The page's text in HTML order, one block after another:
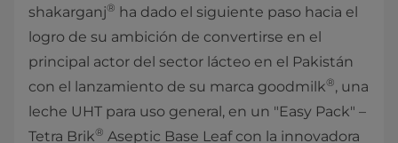
shakarganj® ha dado el siguiente paso hacia el
logro de su ambición de convertirse en el
principal actor del sector lácteo en el Pakistán
con el lanzamiento de su marca goodmilk®, una
leche UHT para uso general, en un "Easy Pack" –
Tetra Brik® Aseptic Base Leaf con la innovadora